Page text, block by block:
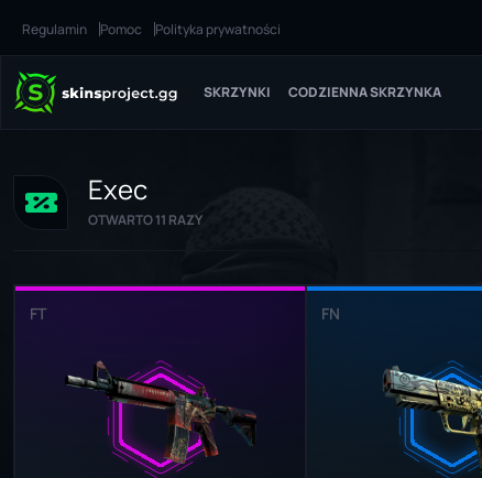
Regulamin Pomoc Polityka prywatności
SKRZYNKI CODZIENNA SKRZYNKA
Exec
OTWARTO 11 RAZY
FT FN